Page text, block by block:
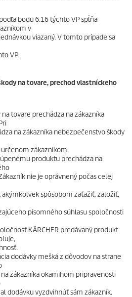
bodu 6.16 týchto VP spĺňa
v
viazaný. V tomto prípade sa
VP.
na tovare, prechod vlastníckeho
tovare prechádza na zákazníka
na zákazníka nebezpečenstvo škody
zákazníkom.
produktu prechádza na
nie je oprávnený počas celej
spôsobom zaťažiť, založiť,
písomného súhlasu spoločnosti
KÄRCHER predávaný produkt
dodávky mešká z dôvodov na strane
zákazníka okamihom pripravenosti
dodávku vyzdvihnúť sám zákazník.